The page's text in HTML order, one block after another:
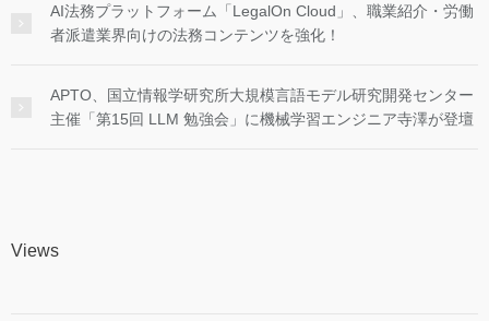
AI法務プラットフォーム「LegalOn Cloud」、職業紹介・労働
者派遣業界向けの法務コンテンツを強化！
APTO、国立情報学研究所大規模言語モデル研究開発センター
主催「第15回 LLM 勉強会」に機械学習エンジニア寺澤が登壇
Views